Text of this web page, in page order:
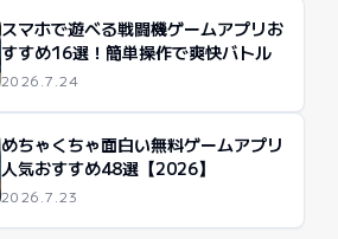
スマホで遊べる戦闘機ゲームアプリお
すすめ16選！簡単操作で爽快バトル
2026.7.24
めちゃくちゃ面白い無料ゲームアプリ
人気おすすめ48選【2026】
2026.7.23